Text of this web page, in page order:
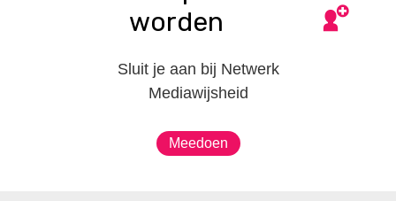
worden
Sluit je aan bij Netwerk
Mediawijsheid
Meedoen